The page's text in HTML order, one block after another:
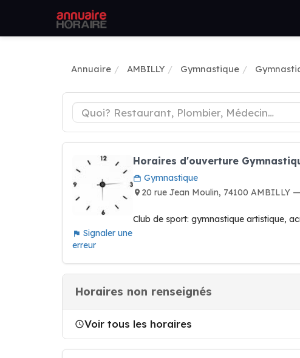
Annuaire AMBILLY Gymnastique
Signaler une
erreur
Horaires d'ouverture
Gymnastique
20 rue Jean Moulin, 74100 AMBILLY
Club de sport: gymnastique artistique,
Horaires non renseignés
Voir tous les horaires